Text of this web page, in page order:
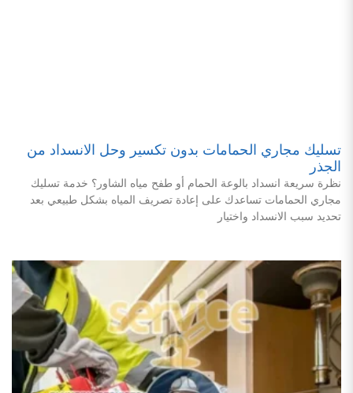
تسليك مجاري الحمامات بدون تكسير وحل الانسداد من
الجذر
نظرة سريعة انسداد بالوعة الحمام أو طفح مياه الشاور؟ خدمة تسليك
مجاري الحمامات تساعدك على إعادة تصريف المياه بشكل طبيعي بعد
تحديد سبب الانسداد واختيار